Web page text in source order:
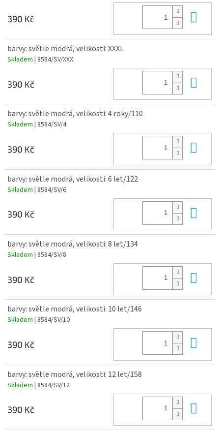
390 Kč
barvy: světle modrá, velikosti: XXXL
Skladem | 8584/SV/XXX
390 Kč
barvy: světle modrá, velikosti: 4 roky/110
Skladem | 8584/SV/4
390 Kč
barvy: světle modrá, velikosti: 6 let/122
Skladem | 8584/SV/6
390 Kč
barvy: světle modrá, velikosti: 8 let/134
Skladem | 8584/SV/8
390 Kč
barvy: světle modrá, velikosti: 10 let/146
Skladem | 8584/SV/10
390 Kč
barvy: světle modrá, velikosti: 12 let/158
Skladem | 8584/SV/12
390 Kč